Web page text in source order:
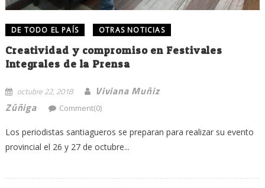
DE TODO EL PAÍS OTRAS NOTICIAS
Creatividad y compromiso en Festivales
Integrales de la Prensa
octubre 22, 2018
Viviana Muñiz
Zúñiga
Comment(0)
Los periodistas santiagueros se preparan para realizar su evento
provincial el 26 y 27 de octubre...